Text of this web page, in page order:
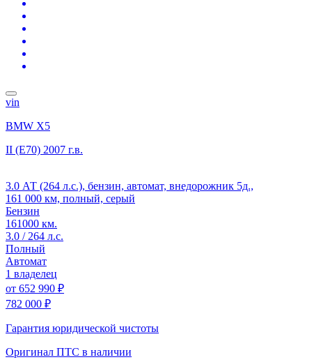
vin
BMW X5
II (E70) 2007 г.в.
3.0 АТ (264 л.с.), бензин, автомат, внедорожник 5д.,
161 000 км, полный, серый
Бензин
161000 км.
3.0 / 264 л.с.
Полный
Автомат
1 владелец
от 652 990 ₽
782 000 ₽
Гарантия юридической чистоты
Оригинал ПТС в наличии